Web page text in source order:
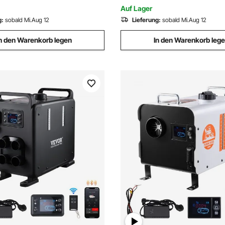
für 2/5/8 kW
sobald Mi.Aug 12
den Warenkorb legen
Lufterhitzer
Auf Lager
Lieferung: sobald Mi.Aug 12
In den Warenkorb